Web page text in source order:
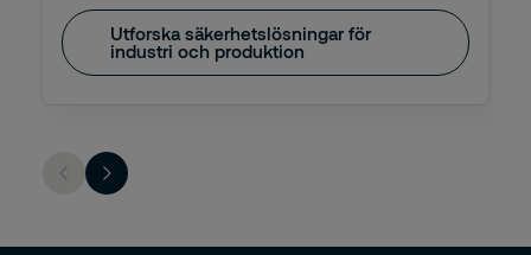
Utforska säkerhetslösningar för
industri och produktion